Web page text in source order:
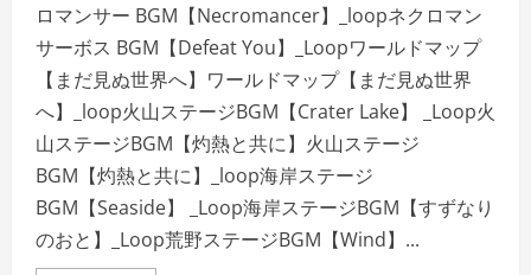
ロマンサー BGM【Necromancer】_loopネクロマン
サーボス BGM【Defeat You】_Loopワールドマップ
【まだ見ぬ世界へ】ワールドマップ【まだ見ぬ世界
へ】_loop火山ステージBGM【Crater Lake】 _Loop火
山ステージBGM【灼熱と共に】火山ステージ
BGM【灼熱と共に】_loop海岸ステージ
BGM【Seaside】 _Loop海岸ステージBGM【すずなり
のおと】_Loop荒野ステージBGM【Wind】...